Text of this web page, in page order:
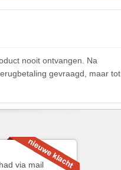
nooit ontvangen. Na
gevraagd, maar tot
via mail